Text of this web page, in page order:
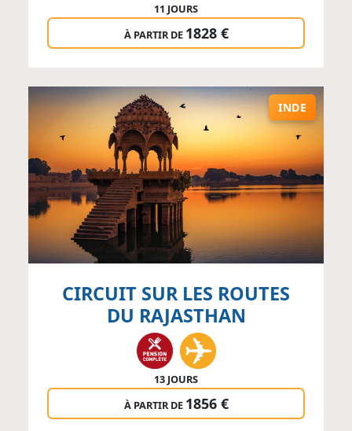
11 JOURS
À PARTIR DE 1828 €
INDE
CIRCUIT SUR LES ROUTES
DU RAJASTHAN
13 JOURS
À PARTIR DE 1856 €